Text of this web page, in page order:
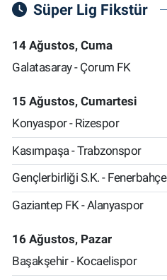
Süper Lig Fikstür
14 Ağustos, Cuma
Galatasaray - Çorum FK
15 Ağustos, Cumartesi
Konyaspor - Rizespor
Kasımpaşa - Trabzonspor
Gençlerbirliği S.K. - Fenerbahçe
Gaziantep FK - Alanyaspor
16 Ağustos, Pazar
Başakşehir - Kocaelispor